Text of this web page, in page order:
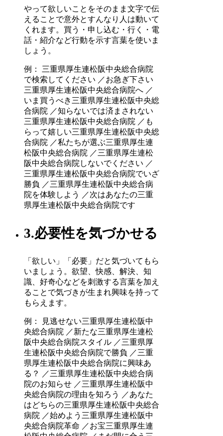
やって欲しいことをそのまま文字で伝
えることで意外とすんなり人は動いて
くれます。買う・申し込む・行く・電
話・紹介など行動を示す言葉を使いま
しょう。
例： 三重県厚生連松阪中央総合病院
で検索してください ／お急ぎ下さい
三重県厚生連松阪中央総合病院へ ／
いま買うべき三重県厚生連松阪中央総
合病院 ／知らないでは済まされない
三重県厚生連松阪中央総合病院 ／も
らって嬉しい三重県厚生連松阪中央総
合病院 ／私たちが選ぶ三重県厚生連
松阪中央総合病院 ／三重県厚生連松
阪中央総合病院しないでください ／
三重県厚生連松阪中央総合病院でいざ
勝負 ／三重県厚生連松阪中央総合病
院を体験しよう ／次はあなたの三重
県厚生連松阪中央総合病院です
3.必要性を気づかせる
「欲しい」「必要」だと気づいてもら
いましょう。欲望、快感、解決、知
識、好奇心などを刺激する言葉を加え
ることで気づきが生まれ興味を持って
もらえます。
例： 見逃せない三重県厚生連松阪中
央総合病院 ／新たな三重県厚生連松
阪中央総合病院スタイル ／三重県厚
生連松阪中央総合病院で勝負 ／三重
県厚生連松阪中央総合病院に興味あ
る？ ／三重県厚生連松阪中央総合病
院のお知らせ ／三重県厚生連松阪中
央総合病院の理由を知ろう ／あなた
はどちらの三重県厚生連松阪中央総合
病院 ／始めよう三重県厚生連松阪中
央総合病院革命 ／お宝三重県厚生連